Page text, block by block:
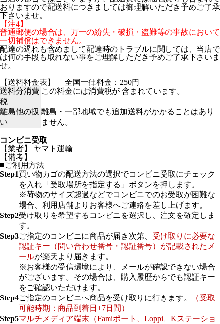
おりますので配送料につきましては御理解いただき予めご了承
下さいませ。
【注4】
普通郵便の場合は、万一の紛失・破損・盗難等の事故において
一切補償はできません。
配達の遅れも含めまして配達時のトラブルに関しては、当店で
は何の手段も取れない事をご理解しただき予めご了承下さいま
せ。
【送料料金表】
全国一律料金：250円
送料分消費
税
この料金には消費税が 含まれています。
離島他の扱
い
離島・一部地域でも追加送料がかかることはあり
ません。
コンビニ受取
【業者】 ヤマト運輸
【備考】
■ご利用方法
Step1買い物カゴの配送方法の選択でコンビニ受取にチェック
を入れ「受取場所を指定する」ボタンを押します。
※荷物のサイズ超過などでコンビニでのお受取が困難な
場合、利用店舗よりお客様へご連絡を差し上げます。
Step2受け取りを希望するコンビニを選択し、注文を確定しま
す。
Step3ご指定のコンビニに商品が届き次第、 受け取りに必要な
認証キー（問い合わせ番号・認証番号）が記載されたメ
ールが楽天より届きます。
※お客様の受信環境により、メールが確認できない場合
がございます。その場合は、購入履歴からでも認証キー
をご確認いただけます。
Step4ご指定のコンビニへ商品を受け取りに行きます。
（受取
可能時期：商品到着日+7日間）
Step5マルチメディア端末（Famiポート、Loppi、Kステーショ